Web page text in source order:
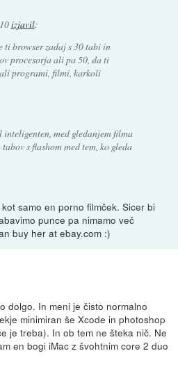
izjavil:
ti browser zadaj s 30 tabi in
procesorja ali pa 50, da ti
programi, filmi, karkoli
med gledanjem filma
s flashom med tem, ko gleda
samo en porno filmček. Sicer bi
punce pa nimamo več
buy her at ebay.com :)
dolgo. In meni je čisto normalno
minimiran še Xcode in photoshop
je treba). In ob tem ne šteka nič. Ne
en bogi iMac z švohtnim core 2 duo